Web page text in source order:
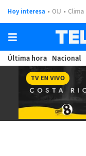
Hoy interesa OIJ Clima
Última hora Nacional
TV EN VIVO